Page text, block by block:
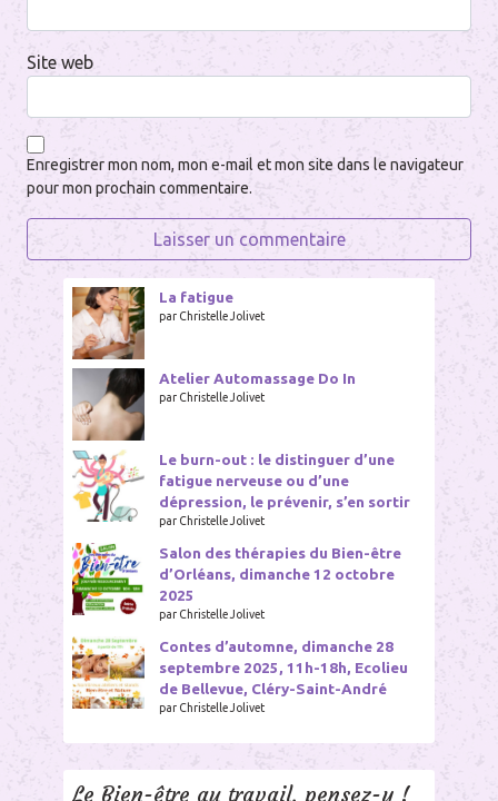
Site web
Enregistrer mon nom, mon e-mail et mon site dans le navigateur
pour mon prochain commentaire.
La fatigue
par Christelle Jolivet
Atelier Automassage Do In
par Christelle Jolivet
Le burn-out : le distinguer d’une
fatigue nerveuse ou d’une
dépression, le prévenir, s’en sortir
par Christelle Jolivet
Salon des thérapies du Bien-être
d’Orléans, dimanche 12 octobre
2025
par Christelle Jolivet
Contes d’automne, dimanche 28
septembre 2025, 11h-18h, Ecolieu
de Bellevue, Cléry-Saint-André
par Christelle Jolivet
Le Bien-être au travail, pensez-y !